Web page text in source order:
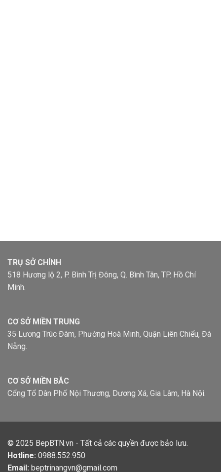
TRỤ SỞ CHÍNH
518 Hương lộ 2, P. Bình Trị Đông, Q. Bình Tân, TP. Hồ Chí
Minh.
CƠ SỞ MIỀN TRUNG
35 Lương Trúc Đàm, Phường Hoà Minh, Quận Liên Chiểu, Đà
Nẵng.
CƠ SỞ MIỀN BĂC
Cổng Tổ Dân Phố Nội Thương, Dương Xá, Gia Lâm, Hà Nội.
© 2025 BepBTN.vn - Tất cả các quyền được bảo lưu.
Hotline: 0988.552.950
Email: beptrinangvn@gmail.com